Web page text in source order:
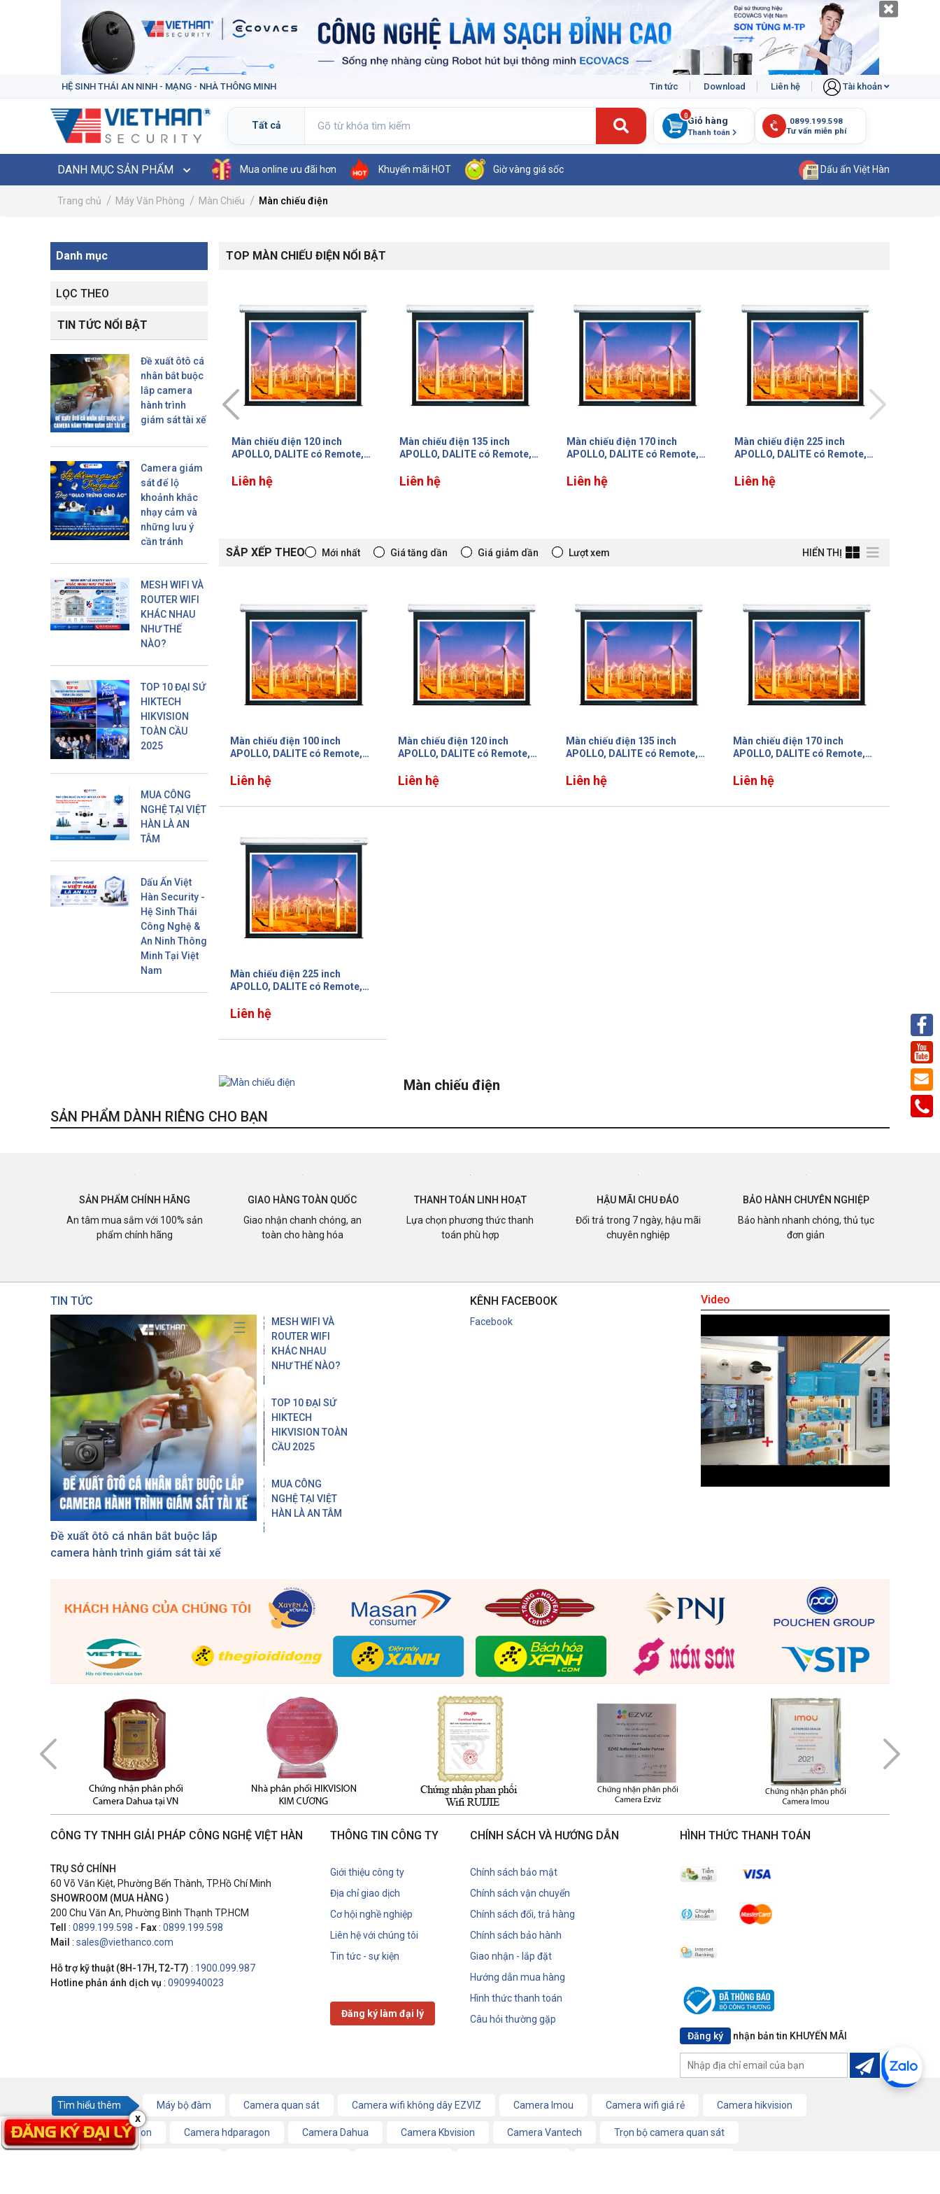
HỆ SINH THÁI AN NINH - MẠNG - NHÀ THÔNG MINH Tin tức Download Liên hệ Tài khoản
Giỏ hàng
Thanh toán
0
DANH MỤC SẢN PHẨM Mua online ưu đãi hơn Khuyến mãi HOT Giờ vàng giá sốc Dấu ấn Việt Hàn
Trang chủ Máy Văn Phòng Màn Chiếu Màn chiếu điện
Danh mục
LỌC THEO
TIN TỨC NỔI BẬT
Đề xuất ôtô cá
nhân bắt buộc
lắp camera
hành trình
giám sát tài xế
Camera giám
sát để lộ
khoảnh khắc
nhạy cảm và
những lưu ý
cần tránh
MESH WIFI VÀ
ROUTER WIFI
KHÁC NHAU
NHƯ THẾ
NÀO?
TOP 10 ĐẠI SỨ
HIKTECH
HIKVISION
TOÀN CẦU
2025
MUA CÔNG
NGHỆ TẠI VIỆT
HÀN LÀ AN
TÂM
Dấu Ấn Việt
Hàn Security -
Hệ Sinh Thái
Công Nghệ &
An Ninh Thông
Minh Tại Việt
Nam
TOP MÀN CHIẾU ĐIỆN NỔI BẬT
màn lớn không bị nối, tỷ lệ 1:1
Liên hệ
Màn chiếu điện 120 inch
APOLLO, DALITE có Remote,
Liên hệ
Màn chiếu điện 135 inch
APOLLO, DALITE có Remote,
Liên hệ
Màn chiếu điện 170 inch
APOLLO, DALITE có Remote,
Liên hệ
Màn chiếu điện 225 inch
APOLLO, DALITE có Remote,
Liên hệ
SẮP XẾP THEO Mới nhất Giá tăng dần Giá giảm dần Lượt xem HIỂN THỊ
Màn chiếu điện 100 inch
APOLLO, DALITE có Remote,
Liên hệ
Màn chiếu điện 120 inch
APOLLO, DALITE có Remote,
Liên hệ
Màn chiếu điện 135 inch
APOLLO, DALITE có Remote,
Liên hệ
Màn chiếu điện 170 inch
APOLLO, DALITE có Remote,
Liên hệ
Màn chiếu điện 225 inch
APOLLO, DALITE có Remote,
Liên hệ
Màn chiếu điện
SẢN PHẨM DÀNH RIÊNG CHO BẠN
SẢN PHẨM CHÍNH HÃNG
An tâm mua sắm với 100% sản
phẩm chính hãng
GIAO HÀNG TOÀN QUỐC
Giao nhận chanh chóng, an
toàn cho hàng hóa
THANH TOÁN LINH HOẠT
Lựa chọn phương thức thanh
toán phù hợp
HẬU MÃI CHU ĐÁO
Đổi trả trong 7 ngày, hậu mãi
chuyên nghiệp
BẢO HÀNH CHUYÊN NGHIỆP
Bảo hành nhanh chóng, thủ tục
đơn giản
TIN TỨC
Đề xuất ôtô cá nhân bắt buộc lắp
camera hành trình giám sát tài xế
MESH WIFI VÀ
ROUTER WIFI
KHÁC NHAU
NHƯ THẾ NÀO?
TOP 10 ĐẠI SỨ
HIKTECH
HIKVISION TOÀN
CẦU 2025
MUA CÔNG
NGHỆ TẠI VIỆT
HÀN LÀ AN TÂM
KÊNH FACEBOOK
Facebook
Video
CÔNG TY TNHH GIẢI PHÁP CÔNG NGHỆ VIỆT HÀN
TRỤ SỞ CHÍNH
60 Võ Văn Kiệt, Phường Bến Thành, TP.Hồ Chí Minh
SHOWROOM (MUA HÀNG )
200 Chu Văn An, Phường Bình Thạnh TP.HCM
Tell : 0899.199.598 - Fax: 0899.199.598
Mail : sales@viethanco.com
Hỗ trợ kỹ thuật (8H-17H, T2-T7) : 1900.099.987
Hotline phản ánh dịch vụ : 0909940023
THÔNG TIN CÔNG TY
Giới thiệu công ty
Địa chỉ giao dịch
Cơ hội nghề nghiệp
Liên hệ với chúng tôi
Tin tức - sự kiện
Đăng ký làm đại lý
CHÍNH SÁCH VÀ HƯỚNG DẪN
Chính sách bảo mật
Chính sách vận chuyển
Chính sách đổi, trả hàng
Chính sách bảo hành
Giao nhận - lắp đặt
Hướng dẫn mua hàng
Hình thức thanh toán
Câu hỏi thường gặp
HÌNH THỨC THANH TOÁN
Đăng ký nhận bản tin KHUYẾN MÃI
Tìm hiểu thêm Máy bộ đàm Camera quan sát Camera wifi không dây EZVIZ Camera Imou Camera wifi giá rẻ Camera hikvision
Camera ip hikvision Camera hdparagon Camera Dahua Camera Kbvision Camera Vantech Trọn bộ camera quan sát
x